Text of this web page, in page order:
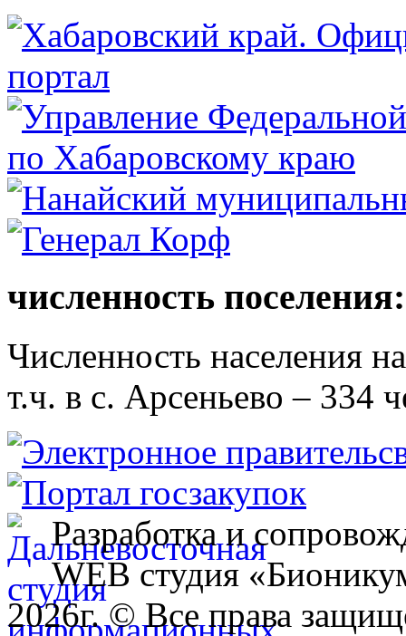
численность поселения:
Численность населения
т.ч. в с. Арсеньево – 334
Разработка и
WEB студия
2026г. © Все права